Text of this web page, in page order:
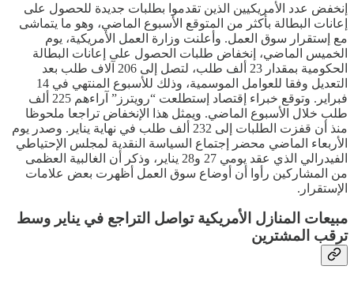
إنخفض عدد الأمريكيين الذين تقدموا بطلبات جديدة للحصول على
إعانات البطالة بأكثر من المتوقع الأسبوع الماضي، وهو ما يتماشى
مع إستقرار سوق العمل. وأعلنت وزارة العمل الأمريكية، يوم
الخميس الماضي، إنخفاض طلبات الحصول على إعانات البطالة
الحكومية بمقدار 23 ألف طلب، لتصل إلى 206 آلاف طلب بعد
التعديل وفقا للعوامل الموسمية، وذلك للأسبوع المنتهي في 14
فبراير. وتوقع خبراء إقتصاد إستطلعت “رويترز” آراءهم 225 ألف
طلب خلال الأسبوع الماضي. ويمثل هذا الإنخفاض تراجعا ملحوظا
منذ أن قفزت الطلبات إلى 232 ألف طلب في نهاية يناير. وصدر يوم
الأربعاء الماضي محضر إجتماع السياسة النقدية لمجلس الإحتياطي
الفيدرالي الذي عقد يومي 27 و28 يناير، وذكر أن الغالبية العظمى
من المشاركين رأوا أن أوضاع سوق العمل أظهرت بعض علامات
الإستقرار.
مبيعات المنازل الأمريكية تواصل التراجع في يناير وسط
ترقب المشترين